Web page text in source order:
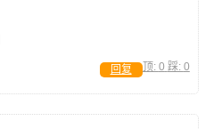
顶: 0 踩: 0
回复